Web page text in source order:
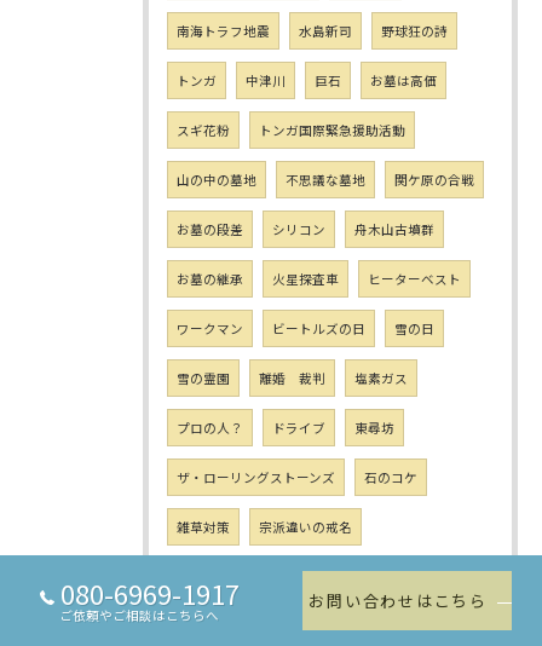
南海トラフ地震 水島新司 野球狂の詩
トンガ 中津川 巨石 お墓は高価
スギ花粉 トンガ国際緊急援助活動
山の中の墓地 不思議な墓地 関ケ原の合戦
お墓の段差 シリコン 舟木山古墳群
お墓の継承 火星探査車 ヒーターベスト
ワークマン ビートルズの日 雪の日
雪の霊園 離婚 裁判 塩素ガス
プロの人？ ドライブ 東尋坊
ザ・ローリングストーンズ 石のコケ
雑草対策 宗派違いの戒名
カムカムエブリバディ お墓使いまわし
ロコソラーレ
080-6969-1917
ご依頼やご相談はこちらへ
お問い合わせはこちら